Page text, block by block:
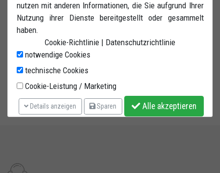
ZENTRALER CROSS HEBER. MIT RUTSCHFEST
Mindesthöhe: 34 CM
Maximalehöhe: 46 CM
nutzen mit anderen Informationen, die Sie aufgrund Ihrer
Nutzung ihrer Dienste bereitgestellt oder gesammelt
haben.
Cookie-Richtlinie | Datenschutzrichtlinie
notwendige Cookies
technische Cookies
Cookie-Leistung / Marketing
Details anzeigen Sparen Alle akzeptieren